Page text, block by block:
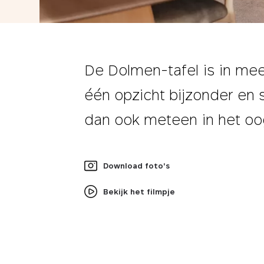
De Dolmen-tafel is in
één opzicht bijzonder en
dan ook meteen in het
Download foto's
Bekijk het filmpje